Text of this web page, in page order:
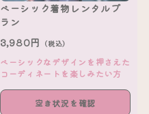
ベーシック着物レンタルプ
ラン
3,980円 （税込）
ベーシックなデザインを押さえた
コーディネートを楽しみたい方
空き状況を確認